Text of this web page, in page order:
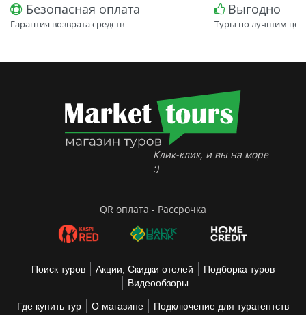
Безопасная оплата
Гарантия возврата средств
Выгодно
Туры по лучшим
Клик-клик, и вы на море
:)
QR оплата - Рассрочка
Поиск туров Акции, Скидки отелей
Подборка туров
Видеообзоры
Где купить тур О магазине
Подключение для турагентств